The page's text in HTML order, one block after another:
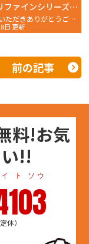
超低汚染リファインシリーズのご紹介その２
いつもご覧いただきありがとうございます。 おかちゃんペイン
日 更新
前の記事
料!お気
!!
ソウ
休）